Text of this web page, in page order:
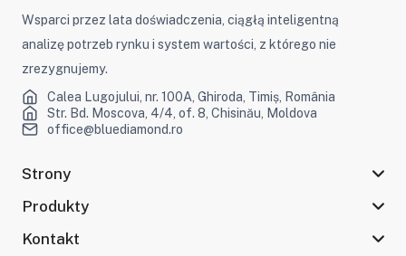
Wsparci przez lata doświadczenia, ciągłą inteligentną
analizę potrzeb rynku i system wartości, z którego nie
zrezygnujemy.
Calea Lugojului, nr. 100A, Ghiroda, Timiș, România
Str. Bd. Moscova, 4/4, of. 8, Chisinău, Moldova
office@bluediamond.ro
Strony
Produkty
Kontakt